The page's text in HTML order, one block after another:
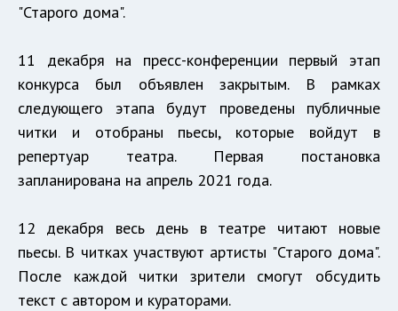
"Старого дома".
11 декабря на пресс-конференции первый этап
конкурса был объявлен закрытым. В рамках
следующего этапа будут проведены публичные
читки и отобраны пьесы, которые войдут в
репертуар театра. Первая постановка
запланирована на апрель 2021 года.
12 декабря весь день в театре читают новые
пьесы. В читках участвуют артисты "Старого дома".
После каждой читки зрители смогут обсудить
текст с автором и кураторами.